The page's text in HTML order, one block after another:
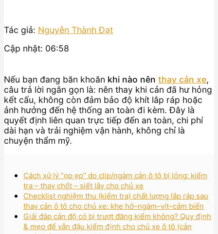
Tác giả: Nguyễn Thành Đạt
Cập nhật: 06:58
Nếu bạn đang băn khoăn khi nào nên thay cản xe,
câu trả lời ngắn gọn là: nên thay khi cản đã hư hỏng
kết cấu, không còn đảm bảo độ khít lắp ráp hoặc
ảnh hưởng đến hệ thống an toàn đi kèm. Đây là
quyết định liên quan trực tiếp đến an toàn, chi phí
dài hạn và trải nghiệm vận hành, không chỉ là
chuyện thẩm mỹ.
Cách xử lý “ọp ẹp” do clip/ngàm cản ô tô bị lỏng: kiểm
tra – thay chốt – siết lẫy cho chủ xe
Checklist nghiệm thu (kiểm tra) chất lượng lắp ráp sau
thay cản ô tô cho chủ xe: khe hở–ngàm–vít–cảm biến
Giải đáp cản độ có bị trượt đăng kiểm không? Quy định
& mẹo để vẫn đậu kiểm định cho chủ xe ô tô (cản